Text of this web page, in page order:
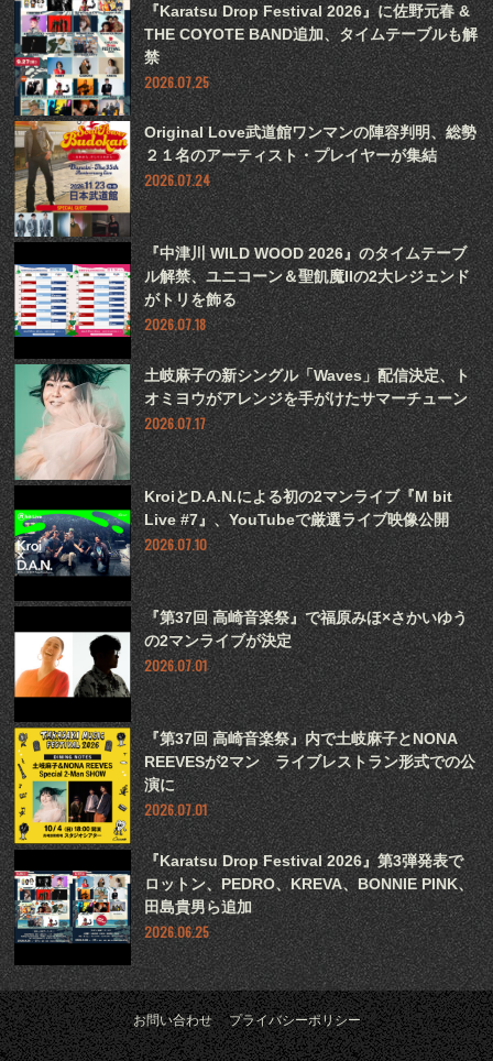
『Karatsu Drop Festival 2026』に佐野元春 &
THE COYOTE BAND追加、タイムテーブルも解
禁
2026.07.25
Original Love武道館ワンマンの陣容判明、総勢
２１名のアーティスト・プレイヤーが集結
2026.07.24
『中津川 WILD WOOD 2026』のタイムテーブ
ル解禁、ユニコーン＆聖飢魔IIの2大レジェンド
がトリを飾る
2026.07.18
土岐麻子の新シングル「Waves」配信決定、ト
オミヨウがアレンジを手がけたサマーチューン
2026.07.17
KroiとD.A.N.による初の2マンライブ『M bit
Live #7』、YouTubeで厳選ライブ映像公開
2026.07.10
『第37回 高崎音楽祭』で福原みほ×さかいゆう
の2マンライブが決定
2026.07.01
『第37回 高崎音楽祭』内で土岐麻子とNONA
REEVESが2マン ライブレストラン形式での公
演に
2026.07.01
『Karatsu Drop Festival 2026』第3弾発表で
ロットン、PEDRO、KREVA、BONNIE PINK、
田島貴男ら追加
2026.06.25
お問い合わせ プライバシーポリシー